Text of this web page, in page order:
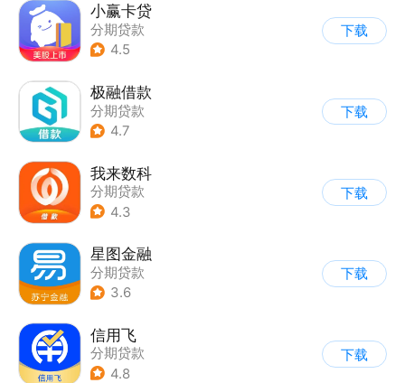
小赢卡贷
分期贷款
4.5
下载
极融借款
分期贷款
4.7
下载
我来数科
分期贷款
4.3
下载
星图金融
分期贷款
3.6
下载
信用飞
分期贷款
4.8
下载